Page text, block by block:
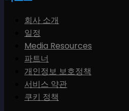
회사 소개
일정
Media Resources
파트너
개인정보 보호정책
서비스 약관
쿠키 정책